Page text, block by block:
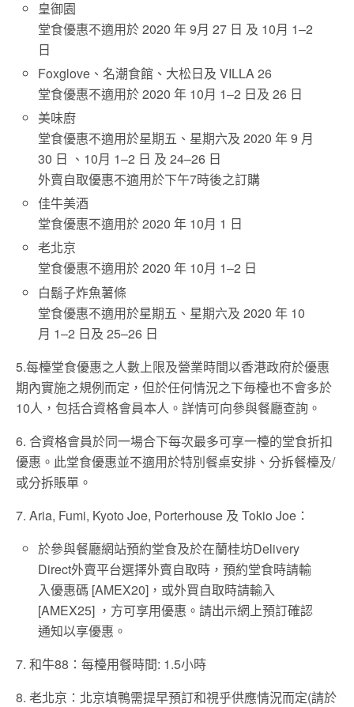
皇御園
堂食優惠不適用於 2020 年 9月 27 日 及 10月 1–2
日
Foxglove、名潮食館、大松日及 VILLA 26
堂食優惠不適用於 2020 年 10月 1–2 日及 26 日
美味廚
堂食優惠不適用於星期五、星期六及 2020 年 9 月
30 日 、10月 1–2 日 及 24–26 日
外賣自取優惠不適用於下午7時後之訂購
佳牛美酒
堂食優惠不適用於 2020 年 10月 1 日
老北京
堂食優惠不適用於 2020 年 10月 1–2 日
白鬍子炸魚薯條
堂食優惠不適用於星期五、星期六及 2020 年 10
月 1–2 日及 25–26 日
5.每檯堂食優惠之人數上限及營業時間以香港政府於優惠
期內實施之規例而定，但於任何情況之下毎檯也不會多於
10人，包括合資格會員本人。詳情可向參與餐廳查詢。
6. 合資格會員於同一場合下每次最多可享一檯的堂食折扣
優惠。此堂食優惠並不適用於特別餐桌安排、分拆餐檯及/
或分拆賬單。
7. Aria, Fumi, Kyoto Joe, Porterhouse 及 Tokio Joe：
於參與餐廳網站預約堂食及於在蘭桂坊Delivery
Direct外賣平台選擇外賣自取時，預約堂食時請輸
入優惠碼 [AMEX20]，或外買自取時請輸入
[AMEX25] ，方可享用優惠。請出示網上預訂確認
通知以享優惠。
7. 和牛88：每檯用餐時間: 1.5小時
8. 老北京：北京填鴨需提早預訂和視乎供應情況而定(請於